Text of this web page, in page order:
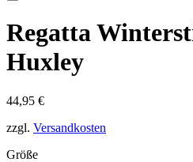
Regatta
Huxley
44,95 €
zzgl. Versandkosten
Größe